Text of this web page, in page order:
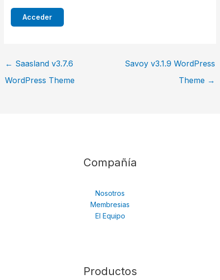
← Saasland v3.7.6
WordPress Theme
Savoy v3.1.9 WordPress
Theme →
Compañía
Nosotros
Membresias
El Equipo
Productos